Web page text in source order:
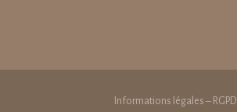
Informations légales – RGPD